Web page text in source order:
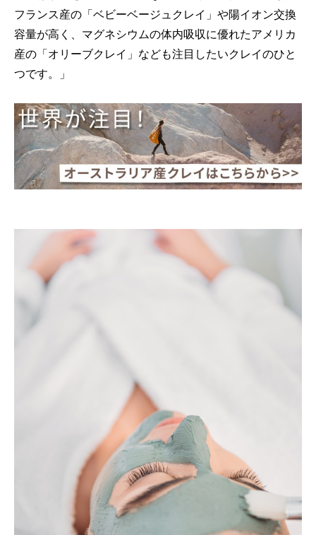
フランス産の「ベビーベージュクレイ」や陽イオン交換
容量が高く、マグネシウムの体内吸収に優れたアメリカ
産の「オリーブクレイ」なども注目したいクレイのひと
つです。」